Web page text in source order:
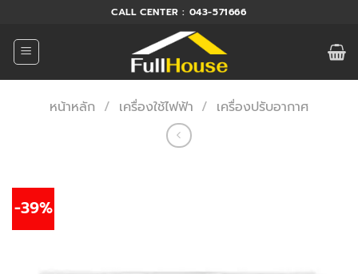
ยัง
เนื้อหา
CALL CENTER : 043-571666
หน้าหลัก / เครื่องใช้ไฟฟ้า / เครื่องปรับอากาศ
-39%